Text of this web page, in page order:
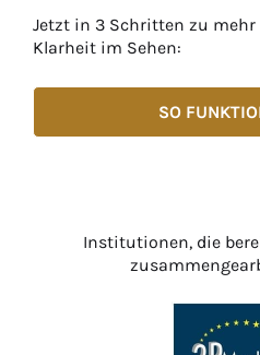
Jetzt in 3 Schritten zu
Klarheit im Sehen:
SO
Institutionen, die